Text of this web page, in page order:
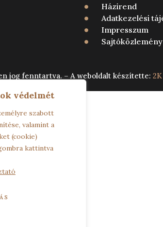
védelmét
szabott
valamint a
(cookie)
kattintva
Házirend
Adatkezelési
Impresszum
Sajtóközlemény
jog fenntartva. – A weboldalt készítette: